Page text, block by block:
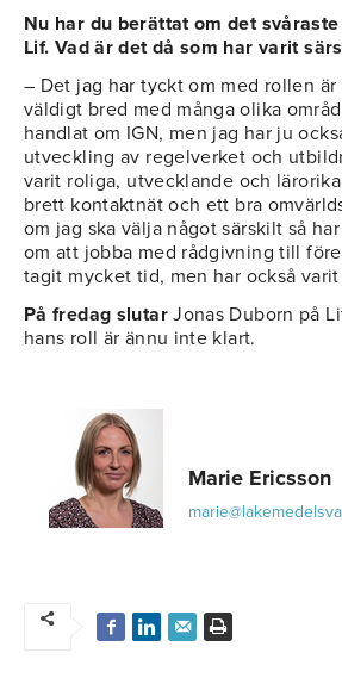
Nu har du berättat om det
Lif. Vad är det då som har varit
– Det jag har tyckt om med rollen
väldigt bred med många olika
handlat om IGN, men jag har ju
utveckling av regelverket och
varit roliga, utvecklande och
brett kontaktnät och ett bra
om jag ska välja något särskilt så
om att jobba med rådgivning till
tagit mycket tid, men har också
På fredag slutarJonas Duborn på
hans roll är ännu inte klart.
Marie Ericsson